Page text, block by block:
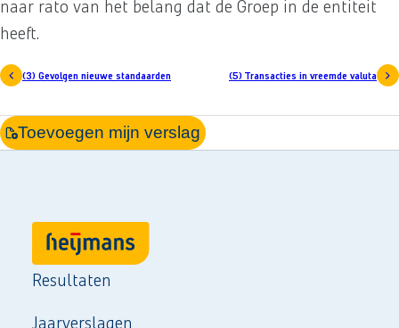
naar rato van het belang dat de Groep in de entiteit
heeft.
(5) Transacties in vreemde valuta
(3) Gevolgen nieuwe standaarden
Toevoegen mijn verslag
Resultaten
Jaarverslagen